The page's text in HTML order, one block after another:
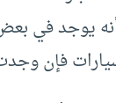
يوجد في
فإن